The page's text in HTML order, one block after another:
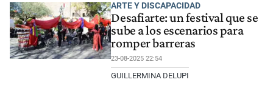
ARTE Y DISCAPACIDAD
Desafiarte: un festival que se
sube a los escenarios para
romper barreras
23-08-2025 22:54
GUILLERMINA DELUPI